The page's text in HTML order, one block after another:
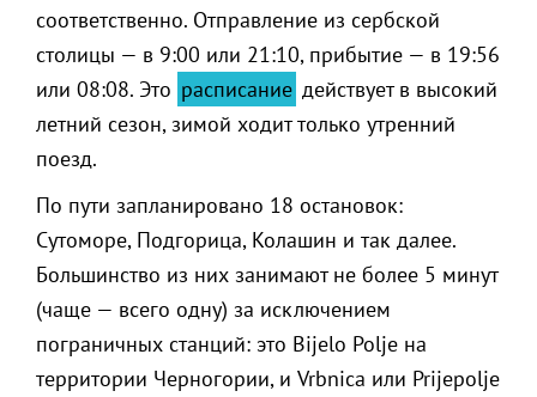
соответственно. Отправление из сербской
столицы — в 9:00 или 21:10, прибытие — в 19:56
или 08:08. Это расписание действует в высокий
летний сезон, зимой ходит только утренний
поезд.
По пути запланировано 18 остановок:
Сутоморе, Подгорица, Колашин и так далее.
Большинство из них занимают не более 5 минут
(чаще — всего одну) за исключением
пограничных станций: это Bijelo Polje на
территории Черногории, и Vrbnica или Prijepolje